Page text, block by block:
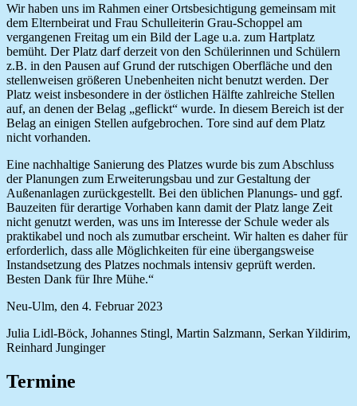
Wir haben uns im Rahmen einer Ortsbesichtigung gemeinsam mit
dem Elternbeirat und Frau Schulleiterin Grau-Schoppel am
vergangenen Freitag um ein Bild der Lage u.a. zum Hartplatz
bemüht. Der Platz darf derzeit von den Schülerinnen und Schülern
z.B. in den Pausen auf Grund der rutschigen Oberfläche und den
stellenweisen größeren Unebenheiten nicht benutzt werden. Der
Platz weist insbesondere in der östlichen Hälfte zahlreiche Stellen
auf, an denen der Belag „geflickt“ wurde. In diesem Bereich ist der
Belag an einigen Stellen aufgebrochen. Tore sind auf dem Platz
nicht vorhanden.
Eine nachhaltige Sanierung des Platzes wurde bis zum Abschluss
der Planungen zum Erweiterungsbau und zur Gestaltung der
Außenanlagen zurückgestellt. Bei den üblichen Planungs- und ggf.
Bauzeiten für derartige Vorhaben kann damit der Platz lange Zeit
nicht genutzt werden, was uns im Interesse der Schule weder als
praktikabel und noch als zumutbar erscheint. Wir halten es daher für
erforderlich, dass alle Möglichkeiten für eine übergangsweise
Instandsetzung des Platzes nochmals intensiv geprüft werden.
Besten Dank für Ihre Mühe.“
Neu-Ulm, den 4. Februar 2023
Julia Lidl-Böck, Johannes Stingl, Martin Salzmann, Serkan Yildirim,
Reinhard Junginger
Termine